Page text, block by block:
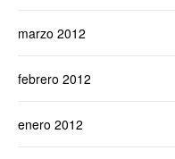
marzo 2012
febrero 2012
enero 2012